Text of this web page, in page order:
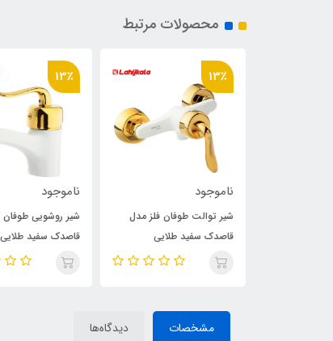
محصولات مرتبط
13٪
ناموجود
شیر توالت طوفان فلز مدل
قاصدک سفید طلایی
13٪
ناموجود
شیر روشویی طوفان
قاصدک سفید طلایی
مشخصات دیدگاه‌ها